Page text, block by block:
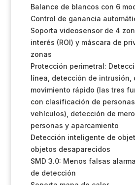
Balance de blancos con 6
Control de ganancia
Soporta videosensor de 4
interés (ROI) y máscara de
zonas
Protección perimetral:
línea, detección de intrusión,
movimiento rápido (las tres
con clasificación de
vehículos), detección de
personas y aparcamiento
Detección inteligente de
objetos desaparecidos
SMD 3.0: Menos falsas
de detección